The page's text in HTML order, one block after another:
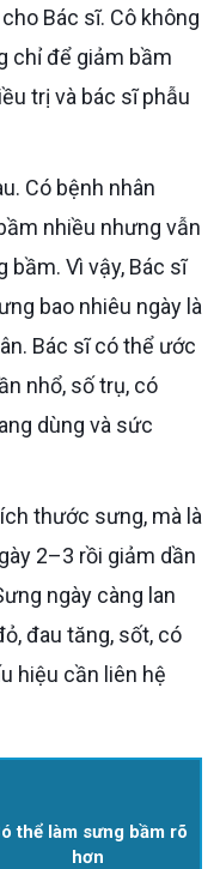
Bác sĩ. Cô không
chỉ để giảm bầm
trị và bác sĩ phẫu
nhiều nhưng vẫn
bầm. Vì vậy, Bác sĩ
bao nhiêu ngày là
Bác sĩ có thể ước
nhổ, số trụ, có
dùng và sức
2–3 rồi giảm dần
ngày càng lan
đau tăng, sốt, có
hiệu cần liên hệ
thể làm sưng bầm rõ
hơn